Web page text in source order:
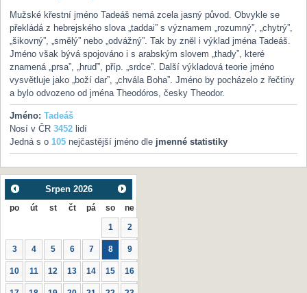
Mužské křestní jméno Tadeáš nemá zcela jasný původ. Obvykle se
překládá z hebrejského slova „taddai” s významem „rozumný”, „chytrý”,
„šikovný”, „smělý” nebo „odvážný”. Tak by zněl i výklad jména Tadeáš.
Jméno však bývá spojováno i s arabským slovem „thady”, které
znamená „prsa”, „hruď”, příp. „srdce”. Další výkladová teorie jméno
vysvětluje jako „boží dar”, „chvála Boha”. Jméno by pocházelo z řečtiny
a bylo odvozeno od jména Theodóros, česky Theodor.
Jméno: Tadeáš
Nosí v ČR 3452lidí
Jedná s o 105nejčastější jméno dle jmenné statistiky
Srpen 2026
po út st čt pá so ne
1 2
3 4 5 6 7 8 9
10 11 12 13 14 15 16